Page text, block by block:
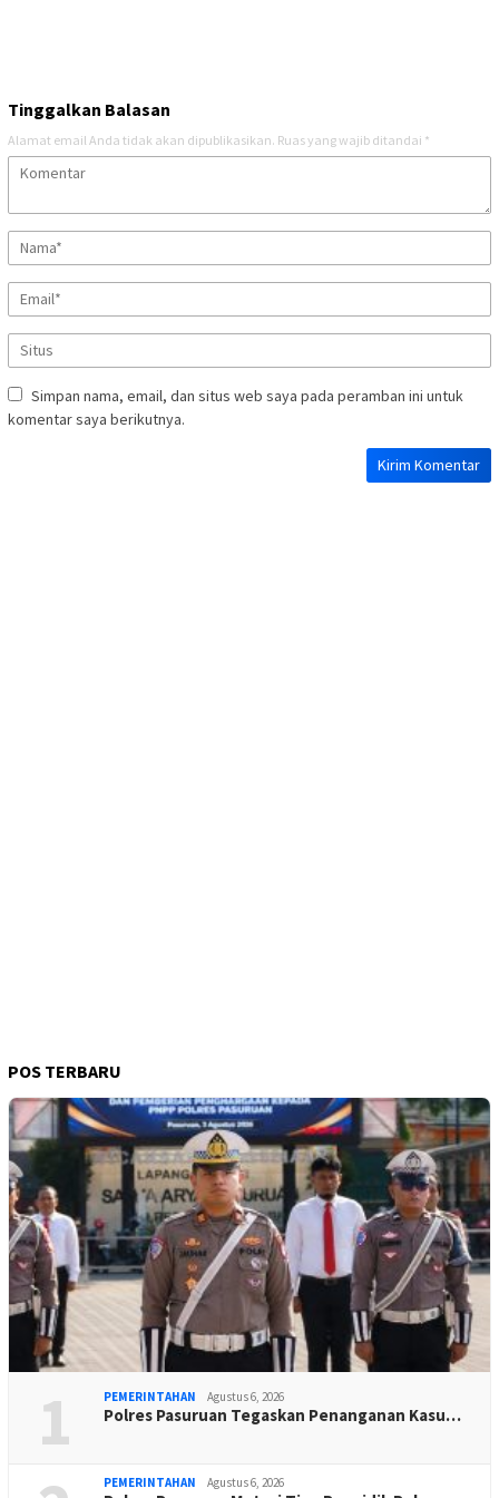
Tinggalkan Balasan
Alamat email Anda tidak akan dipublikasikan. Ruas yang wajib ditandai *
Simpan nama, email, dan situs web saya pada peramban ini untuk
komentar saya berikutnya.
POS TERBARU
1 PEMERINTAHAN Agustus 6, 2026
Polres Pasuruan Tegaskan Penanganan Kasu…
PEMERINTAHAN Agustus 6, 2026